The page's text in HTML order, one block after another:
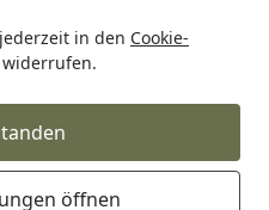
in den Cookie-
öffnen
& Fahrradbedarf
HT3 30